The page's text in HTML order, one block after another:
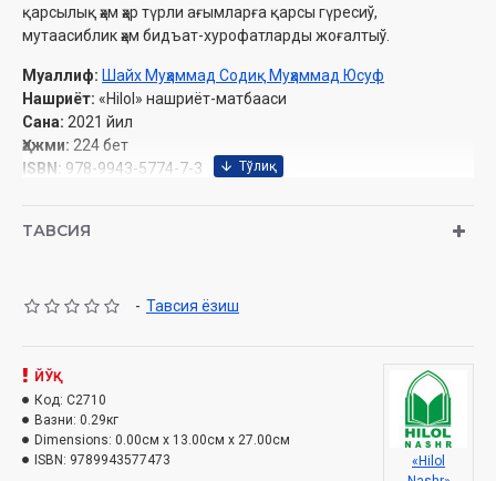
қарсылық ҳәм ҳәр түрли ағымларға қарсы гүресиў,
мутаасиблик ҳәм бидъат-хурофатларды жоғалтыў.
Муаллиф: Шайх Муҳаммад Содиқ Муҳаммад Юсуф
Нашриёт: «Hilol» нашриёт-матбааси
Сана: 2021 йил
Ҳажми: 224 бет
ISBN: 978-9943-5774-7-3
Дин ишлари бўйича қўмитанинг 2020 йилдаги 4438-рақамли
Мазмуны:
Кирисиў
ТАВСИЯ
- Тавсия ёзиш
ЙЎҚ
Код: C2710
Вазни: 0.29кг
Dimensions: 0.00см x 13.00см x 27.00см
ISBN: 9789943577473
«Hilol